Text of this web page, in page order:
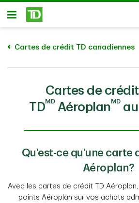
Passer au contenu principal
Ouvert
Cartes de crédit TD canadiennes
Cartes de
TDMD AéroplanMD
Qu’est-ce qu’une carte
Aéroplan?
Avec les cartes de crédit TD
points Aéroplan sur vos achats